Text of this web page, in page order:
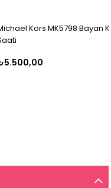
Kors MK5798 Bayan Kol